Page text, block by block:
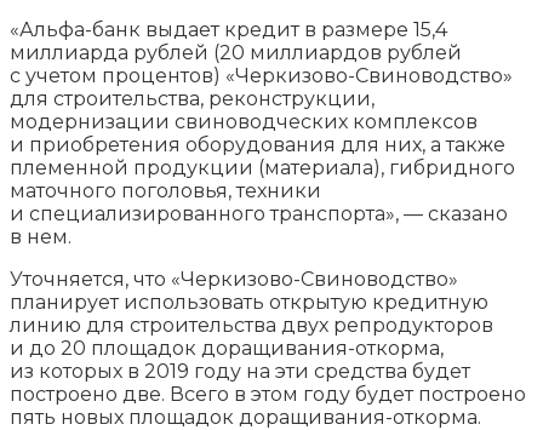
«Альфа-банк выдает кредит в размере 15,4
миллиарда рублей (20 миллиардов рублей
с учетом процентов) «Черкизово-Свиноводство»
для строительства, реконструкции,
модернизации свиноводческих комплексов
и приобретения оборудования для них, а также
племенной продукции (материала), гибридного
маточного поголовья, техники
и специализированного транспорта», — сказано
в нем.
Уточняется, что «Черкизово-Свиноводство»
планирует использовать открытую кредитную
линию для строительства двух репродукторов
и до 20 площадок доращивания-откорма,
из которых в 2019 году на эти средства будет
построено две. Всего в этом году будет построено
пять новых площадок доращивания-откорма.